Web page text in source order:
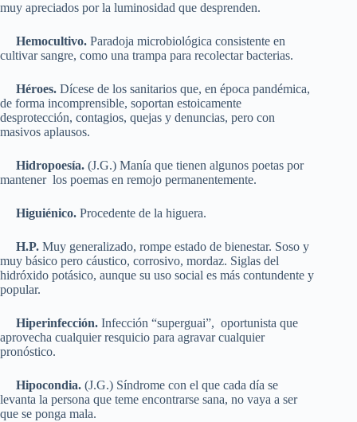
muy apreciados por la luminosidad que desprenden.
Hemocultivo. Paradoja microbiológica consistente en
cultivar sangre, como una trampa para recolectar bacterias.
Héroes. Dícese de los sanitarios que, en época pandémica,
de forma incomprensible, soportan estoicamente
desprotección, contagios, quejas y denuncias, pero con
masivos aplausos.
Hidropoesía. (J.G.) Manía que tienen algunos poetas por
mantener los poemas en remojo permanentemente.
Higuiénico. Procedente de la higuera.
H.P. Muy generalizado, rompe estado de bienestar. Soso y
muy básico pero cáustico, corrosivo, mordaz. Siglas del
hidróxido potásico, aunque su uso social es más contundente y
popular.
Hiperinfección. Infección “superguai”, oportunista que
aprovecha cualquier resquicio para agravar cualquier
pronóstico.
Hipocondia. (J.G.) Síndrome con el que cada día se
levanta la persona que teme encontrarse sana, no vaya a ser
que se ponga mala.